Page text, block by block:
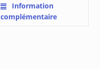
Information
complémentaire